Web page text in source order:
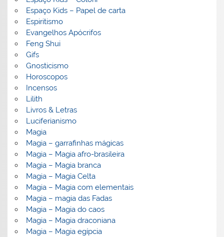
Espaço Kids – Papel de carta
Espiritismo
Evangelhos Apócrifos
Feng Shui
Gifs
Gnosticismo
Horoscopos
Incensos
Lilith
Livros & Letras
Luciferianismo
Magia
Magia – garrafinhas mágicas
Magia – Magia afro-brasileira
Magia – Magia branca
Magia – Magia Celta
Magia – Magia com elementais
Magia – magia das Fadas
Magia – Magia do caos
Magia – Magia draconiana
Magia – Magia egípcia